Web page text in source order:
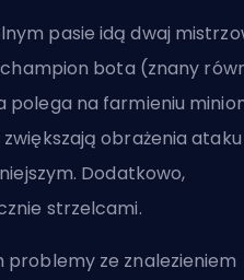
pasie idą dwaj
bota (znany
polega na farmieniu
obrażenia ataku
Dodatkowo,
strzelcami.
problemy ze znalezieniem